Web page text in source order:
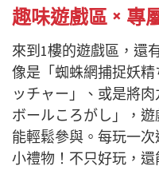
趣味遊戲區 × 專
來到1樓的遊戲區，還
像是「蜘蛛網捕捉妖
ッチャー」、或是將
ボールころがし」，
能輕鬆參與。每玩一
小禮物！不只好玩，